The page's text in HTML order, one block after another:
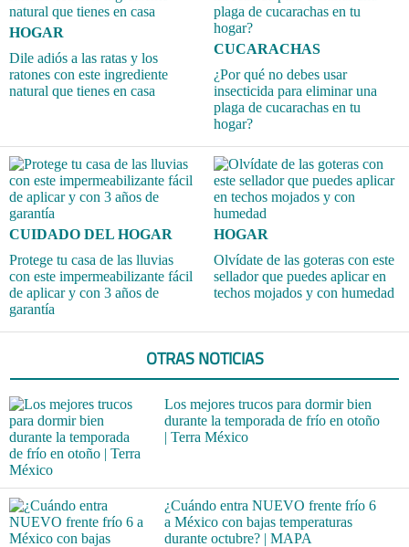
HOGAR
Dile adiós a las ratas y los
ratones con este ingrediente
natural que tienes en casa
CUCARACHAS
¿Por qué no debes usar
insecticida para eliminar una
plaga de cucarachas en tu
hogar?
CUIDADO DEL HOGAR
Protege tu casa de las lluvias
con este impermeabilizante fácil
de aplicar y con 3 años de
garantía
HOGAR
Olvídate de las goteras con este
sellador que puedes aplicar en
techos mojados y con humedad
OTRAS NOTICIAS
Los mejores trucos para dormir bien
durante la temporada de frío en otoño
| Terra México
¿Cuándo entra NUEVO frente frío 6
a México con bajas temperaturas
durante octubre? | MAPA